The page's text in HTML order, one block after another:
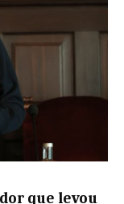
que levou